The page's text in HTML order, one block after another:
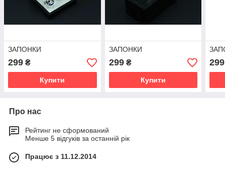
ЗАПОНКИ
299 ₴
Купити
ЗАПОНКИ
299₴
Купити
299
Про нас
Рейтинг не сформований
Менше 5 відгуків за останній рік
Працює з 11.12.2014